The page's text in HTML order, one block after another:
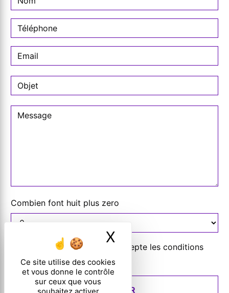
Ce site utilise des cookies
et vous donne le contrôle
sur ceux que vous
X Masquer le
Combien font huit plus zero
En cochant cette case, j'accepte les conditions
particulières ci-dessous **
ENVOYER